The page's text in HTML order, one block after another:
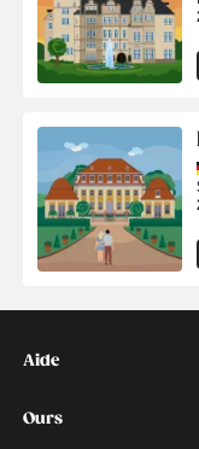
Kontakt
Aide
Ours